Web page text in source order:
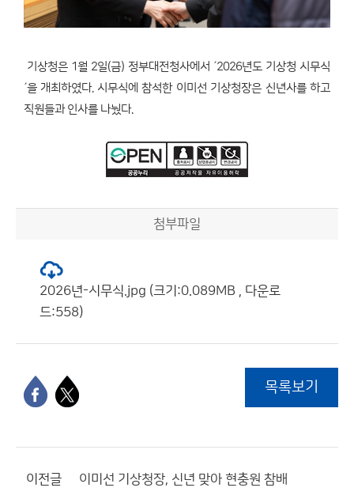
기상청은 1월 2일(금) 정부대전청사에서 ´2026년도 기상청 시무식
´을 개최하였다. 시무식에 참석한 이미선 기상청장은 신년사를 하고
직원들과 인사를 나눴다.
첨부파일
2026년-시무식.jpg (크기:0.089MB , 다운로
드:558)
목록보기
이전글 이미선 기상청장, 신년 맞아 현충원 참배